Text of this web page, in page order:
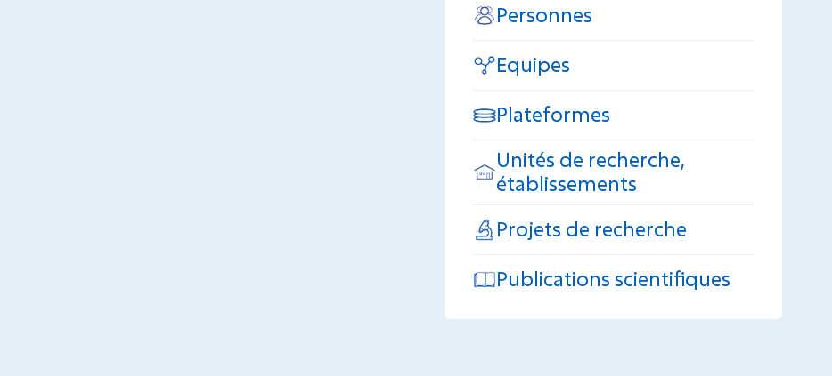
Personnes
Equipes
Plateformes
Unités de recherche,
établissements
Projets de recherche
Publications scientifiques